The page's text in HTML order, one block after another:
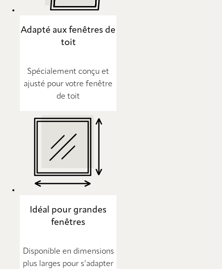
Adapté aux fenêtres de
toit
Spécialement conçu et
ajusté pour votre fenêtre
de toit
Idéal pour grandes
fenêtres
Disponible en dimensions
plus larges pour s’adapter